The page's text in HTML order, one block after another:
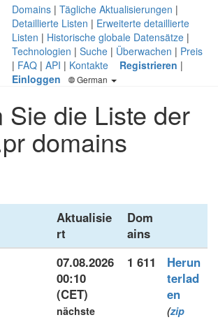
Domains | Tägliche Aktualisierungen |
Detaillierte Listen | Erweiterte detaillierte
Listen | Historische globale Datensätze |
Technologien | Suche | Überwachen | Preis
| FAQ | API | Kontakte Registrieren |
Einloggen
German
Sie die Liste der
domains
Aktualisie
rt
Dom
ains
07.08.2026
00:10
(CET)
nächste
1 611
Herun
terlad
en
(zip